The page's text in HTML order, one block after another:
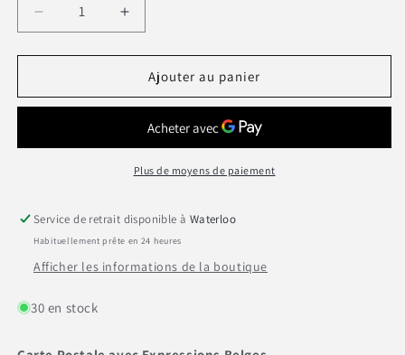
Réduire
la
quantité
Carte
Ket
Racing&quot;
Augmenter
la
quantité
Carte
&quot;Mini
Ket
Racing&quot;
Ajouter au panier
Plus de moyens de paiement
Service de retrait disponible à Waterloo
Habituellement prête en 24 heures
Afficher les informations de la boutique
30 en stock